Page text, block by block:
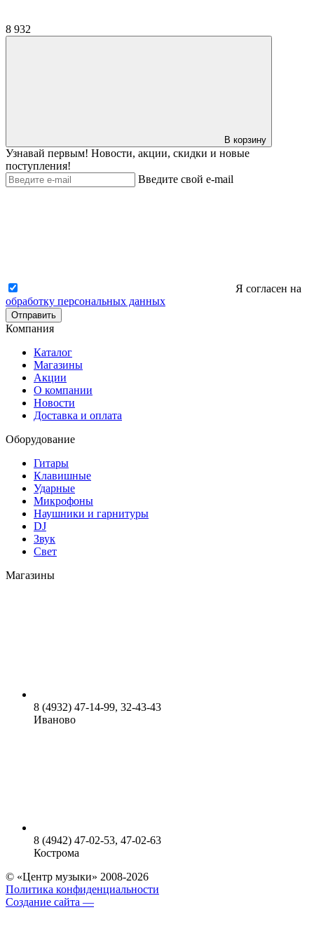
8 932
В корзину
Узнавай первым! Новости, акции, скидки и новые
поступления!
Введите свой e-mail
Я согласен на
обработку персональных данных
Отправить
Компания
Каталог
Магазины
Акции
О компании
Новости
Доставка и оплата
Оборудование
Гитары
Клавишные
Ударные
Микрофоны
Наушники и гарнитуры
DJ
Звук
Свет
Магазины
8 (4932) 47-14-99, 32-43-43
Иваново
8 (4942) 47-02-53, 47-02-63
Кострома
© «Центр музыки» 2008-2026
Политика конфиденциальности
Создание сайта —